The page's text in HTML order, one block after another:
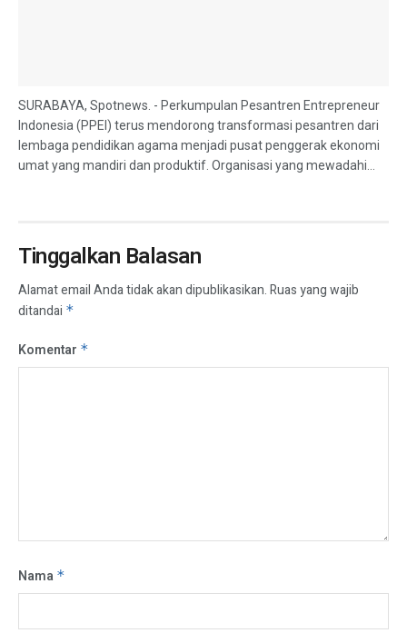
SURABAYA, Spotnews. - Perkumpulan Pesantren Entrepreneur
Indonesia (PPEI) terus mendorong transformasi pesantren dari
lembaga pendidikan agama menjadi pusat penggerak ekonomi
umat yang mandiri dan produktif. Organisasi yang mewadahi...
Tinggalkan Balasan
Alamat email Anda tidak akan dipublikasikan.Ruas yang wajib
ditandai *
Komentar *
Nama *